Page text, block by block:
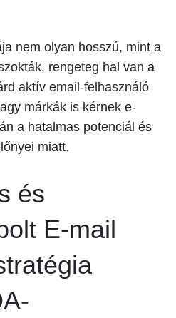
nem olyan hosszú, mint a
rengeteg hal van a
aktív email-felhasználó
márkák is kérnek e-
a hatalmas potenciál és
miatt.
és
E-mail